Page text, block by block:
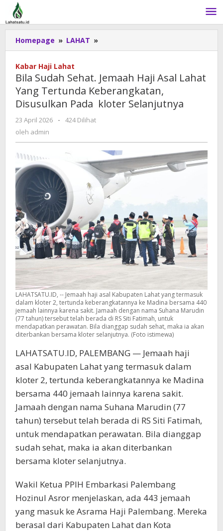
Lewati
konten
Homepage » LAHAT »
Sudah
Haji
Asal
Lahat
Disusulkan
Pada
kloter
Selanjutnya
Kabar Haji Lahat
Bila Sudah Sehat. Jemaah Haji Asal Lahat
Yang Tertunda Keberangkatan,
Disusulkan Pada kloter Selanjutnya
23 April 2026
oleh
-
424 Dilihat
oleh admin
LAHATSATU.ID, -- Jemaah haji asal Kabupaten Lahat yang termasuk
dalam kloter 2, tertunda keberangkatannya ke Madina bersama 440
jemaah lainnya karena sakit. Jamaah dengan nama Suhana Marudin
(77 tahun) tersebut telah berada di RS Siti Fatimah, untuk
mendapatkan perawatan. Bila dianggap sudah sehat, maka ia akan
diterbankan bersama kloter selanjutnya. (Foto istimewa)
LAHATSATU.ID, PALEMBANG — Jemaah haji
asal Kabupaten Lahat yang termasuk dalam
kloter 2, tertunda keberangkatannya ke Madina
bersama 440 jemaah lainnya karena sakit.
Jamaah dengan nama Suhana Marudin (77
tahun) tersebut telah berada di RS Siti Fatimah,
untuk mendapatkan perawatan. Bila dianggap
sudah sehat, maka ia akan diterbankan
bersama kloter selanjutnya.
Wakil Ketua PPIH Embarkasi Palembang
Hozinul Asror menjelaskan, ada 443 jemaah
yang masuk ke Asrama Haji Palembang. Mereka
berasal dari Kabupaten Lahat dan Kota